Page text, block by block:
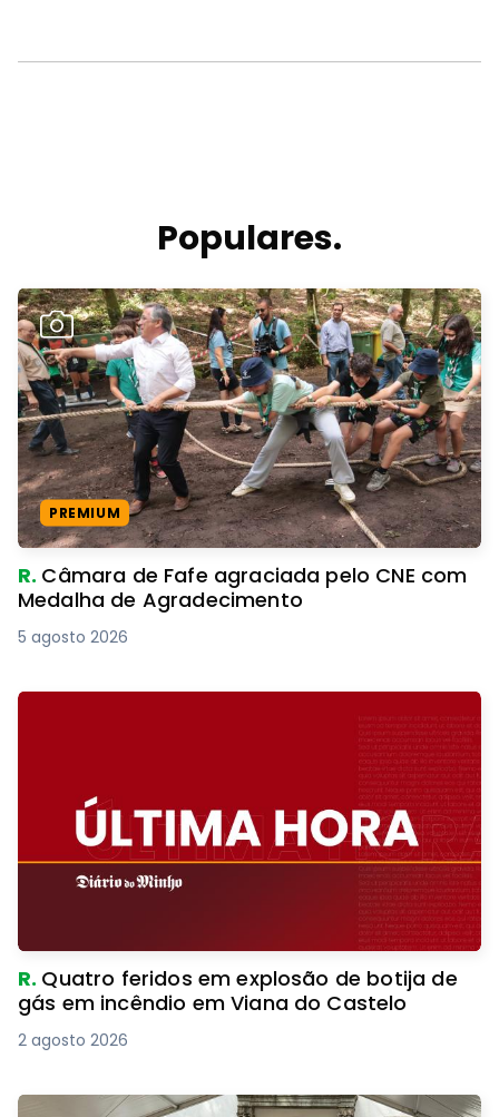
Populares.
PREMIUM
R. Câmara de Fafe agraciada pelo CNE com
Medalha de Agradecimento
5 agosto 2026
R. Quatro feridos em explosão de botija de
gás em incêndio em Viana do Castelo
2 agosto 2026